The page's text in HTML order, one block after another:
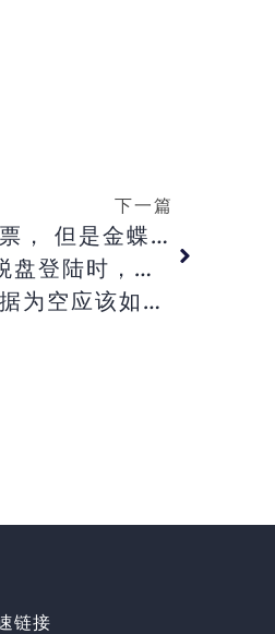
下一篇
【金蝶云星辰】客户的开票软件中有销售发票， 但是金蝶发票助手却采集不到发票？
确是什么原因？
该如何处理？
链接